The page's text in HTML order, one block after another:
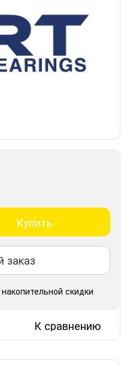
Купить
заказ
скидки
К сравнению